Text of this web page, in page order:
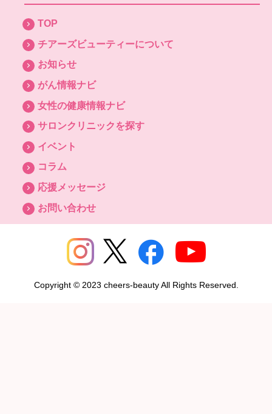
TOP
チアーズビューティーについて
お知らせ
がん情報ナビ
女性の健康情報ナビ
サロンクリニックを探す
イベント
コラム
応援メッセージ
お問い合わせ
Copyright © 2023 cheers-beauty All Rights Reserved.